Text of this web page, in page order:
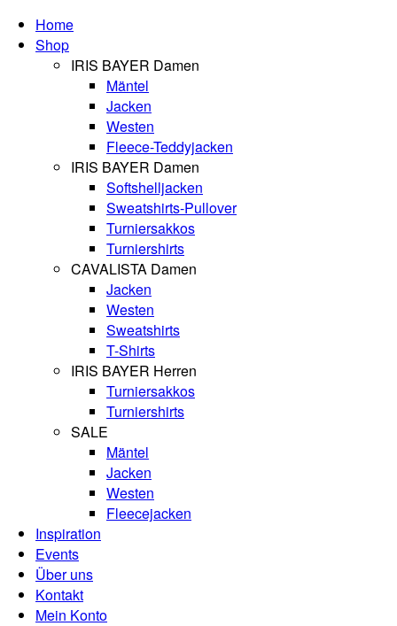
Home
Shop
IRIS BAYER Damen
Mäntel
Jacken
Westen
Fleece-Teddyjacken
IRIS BAYER Damen
Softshelljacken
Sweatshirts-Pullover
Turniersakkos
Turniershirts
CAVALISTA Damen
Jacken
Westen
Sweatshirts
T-Shirts
IRIS BAYER Herren
Turniersakkos
Turniershirts
SALE
Mäntel
Jacken
Westen
Fleecejacken
Inspiration
Events
Über uns
Kontakt
Mein Konto